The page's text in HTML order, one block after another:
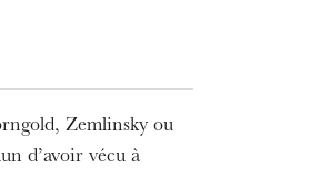
Zemlinsky ou
d’avoir vécu à